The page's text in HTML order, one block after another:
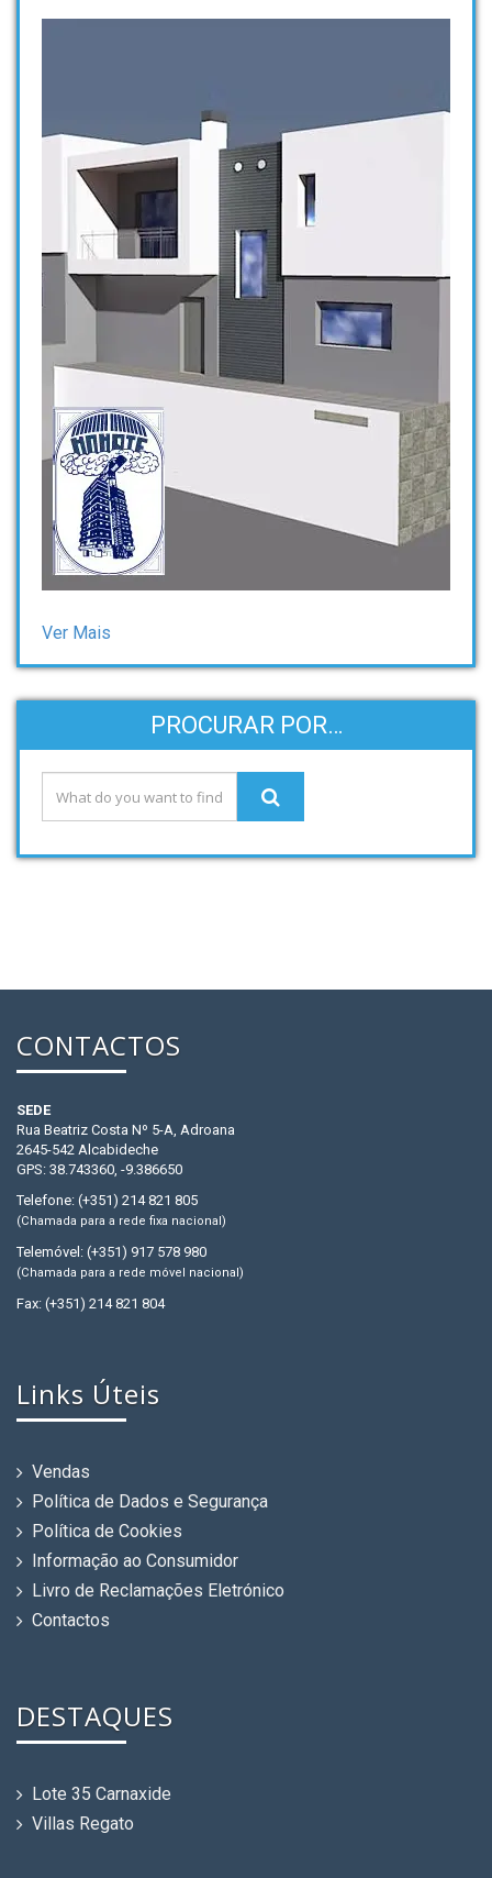
Ver Mais
PROCURAR POR…
CONTACTOS
SEDE
Rua Beatriz Costa Nº 5-A, Adroana
2645-542 Alcabideche
GPS: 38.743360, -9.386650
Telefone: (+351) 214 821 805
(Chamada para a rede fixa nacional)
Telemóvel: (+351) 917 578 980
(Chamada para a rede móvel nacional)
Fax: (+351) 214 821 804
Links Úteis
Vendas
Política de Dados e Segurança
Política de Cookies
Informação ao Consumidor
Livro de Reclamações Eletrónico
Contactos
DESTAQUES
Lote 35 Carnaxide
Villas Regato